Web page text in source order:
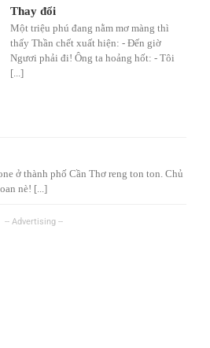
Thay đổi
Một triệu phú đang nằm mơ màng thì
thấy Thần chết xuất hiện: - Đến giờ
Ngươi phải đi! Ông ta hoảng hốt: - Tôi
[...]
ở thành phố Cần Thơ reng ton ton. Chủ
nè! [...]